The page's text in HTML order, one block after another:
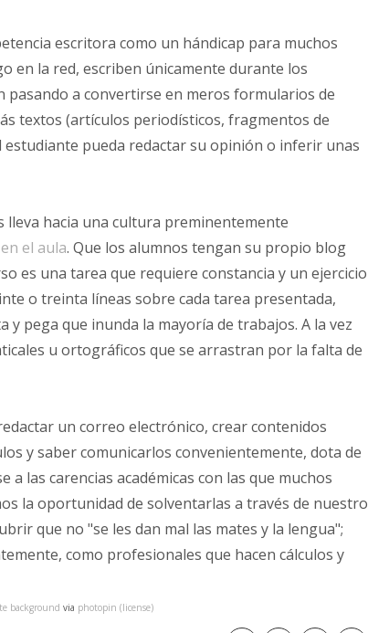
escritora como un hándicap para muchos
en la red, escriben únicamente durante los
pasando a convertirse en meros formularios de
textos (artículos periodísticos, fragmentos de
estudiante pueda redactar su opinión o inferir unas
lleva hacia una cultura preminentemente
el aula. Que los alumnos tengan su propio blog
es una tarea que requiere constancia y un ejercicio
o treinta líneas sobre cada tarea presentada,
y pega que inunda la mayoría de trabajos. A la vez
u ortográficos que se arrastran por la falta de
un correo electrónico, crear contenidos
y saber comunicarlos convenientemente, dota de
las carencias académicas con las que muchos
la oportunidad de solventarlas a través de nuestro
que no "se les dan mal las mates y la lengua";
como profesionales que hacen cálculos y
background via photopin (license)